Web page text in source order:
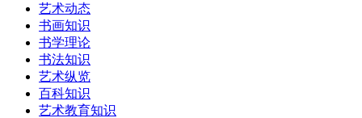
艺术动态
书画知识
书学理论
书法知识
艺术纵览
百科知识
艺术教育知识